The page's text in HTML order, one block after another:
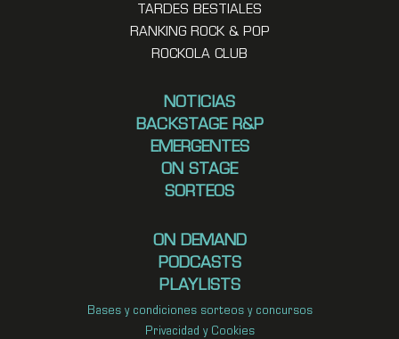
TARDES BESTIALES
RANKING ROCK & POP
ROCKOLA CLUB
NOTICIAS
BACKSTAGE R&P
EMERGENTES
ON STAGE
SORTEOS
ON DEMAND
PODCASTS
PLAYLISTS
Bases y condiciones sorteos y concursos
Privacidad y Cookies